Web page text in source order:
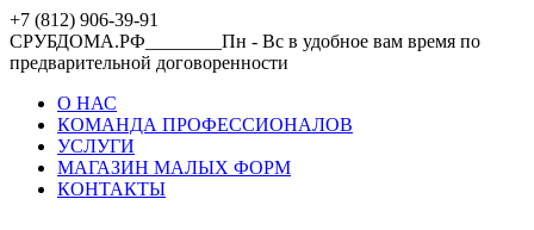
+7 (812) 906-39-91
СРУБДОМА.РФ________Пн - Вс в удобное вам время по
предварительной договоренности
О НАС
КОМАНДА ПРОФЕССИОНАЛОВ
УСЛУГИ
МАГАЗИН МАЛЫХ ФОРМ
КОНТАКТЫ